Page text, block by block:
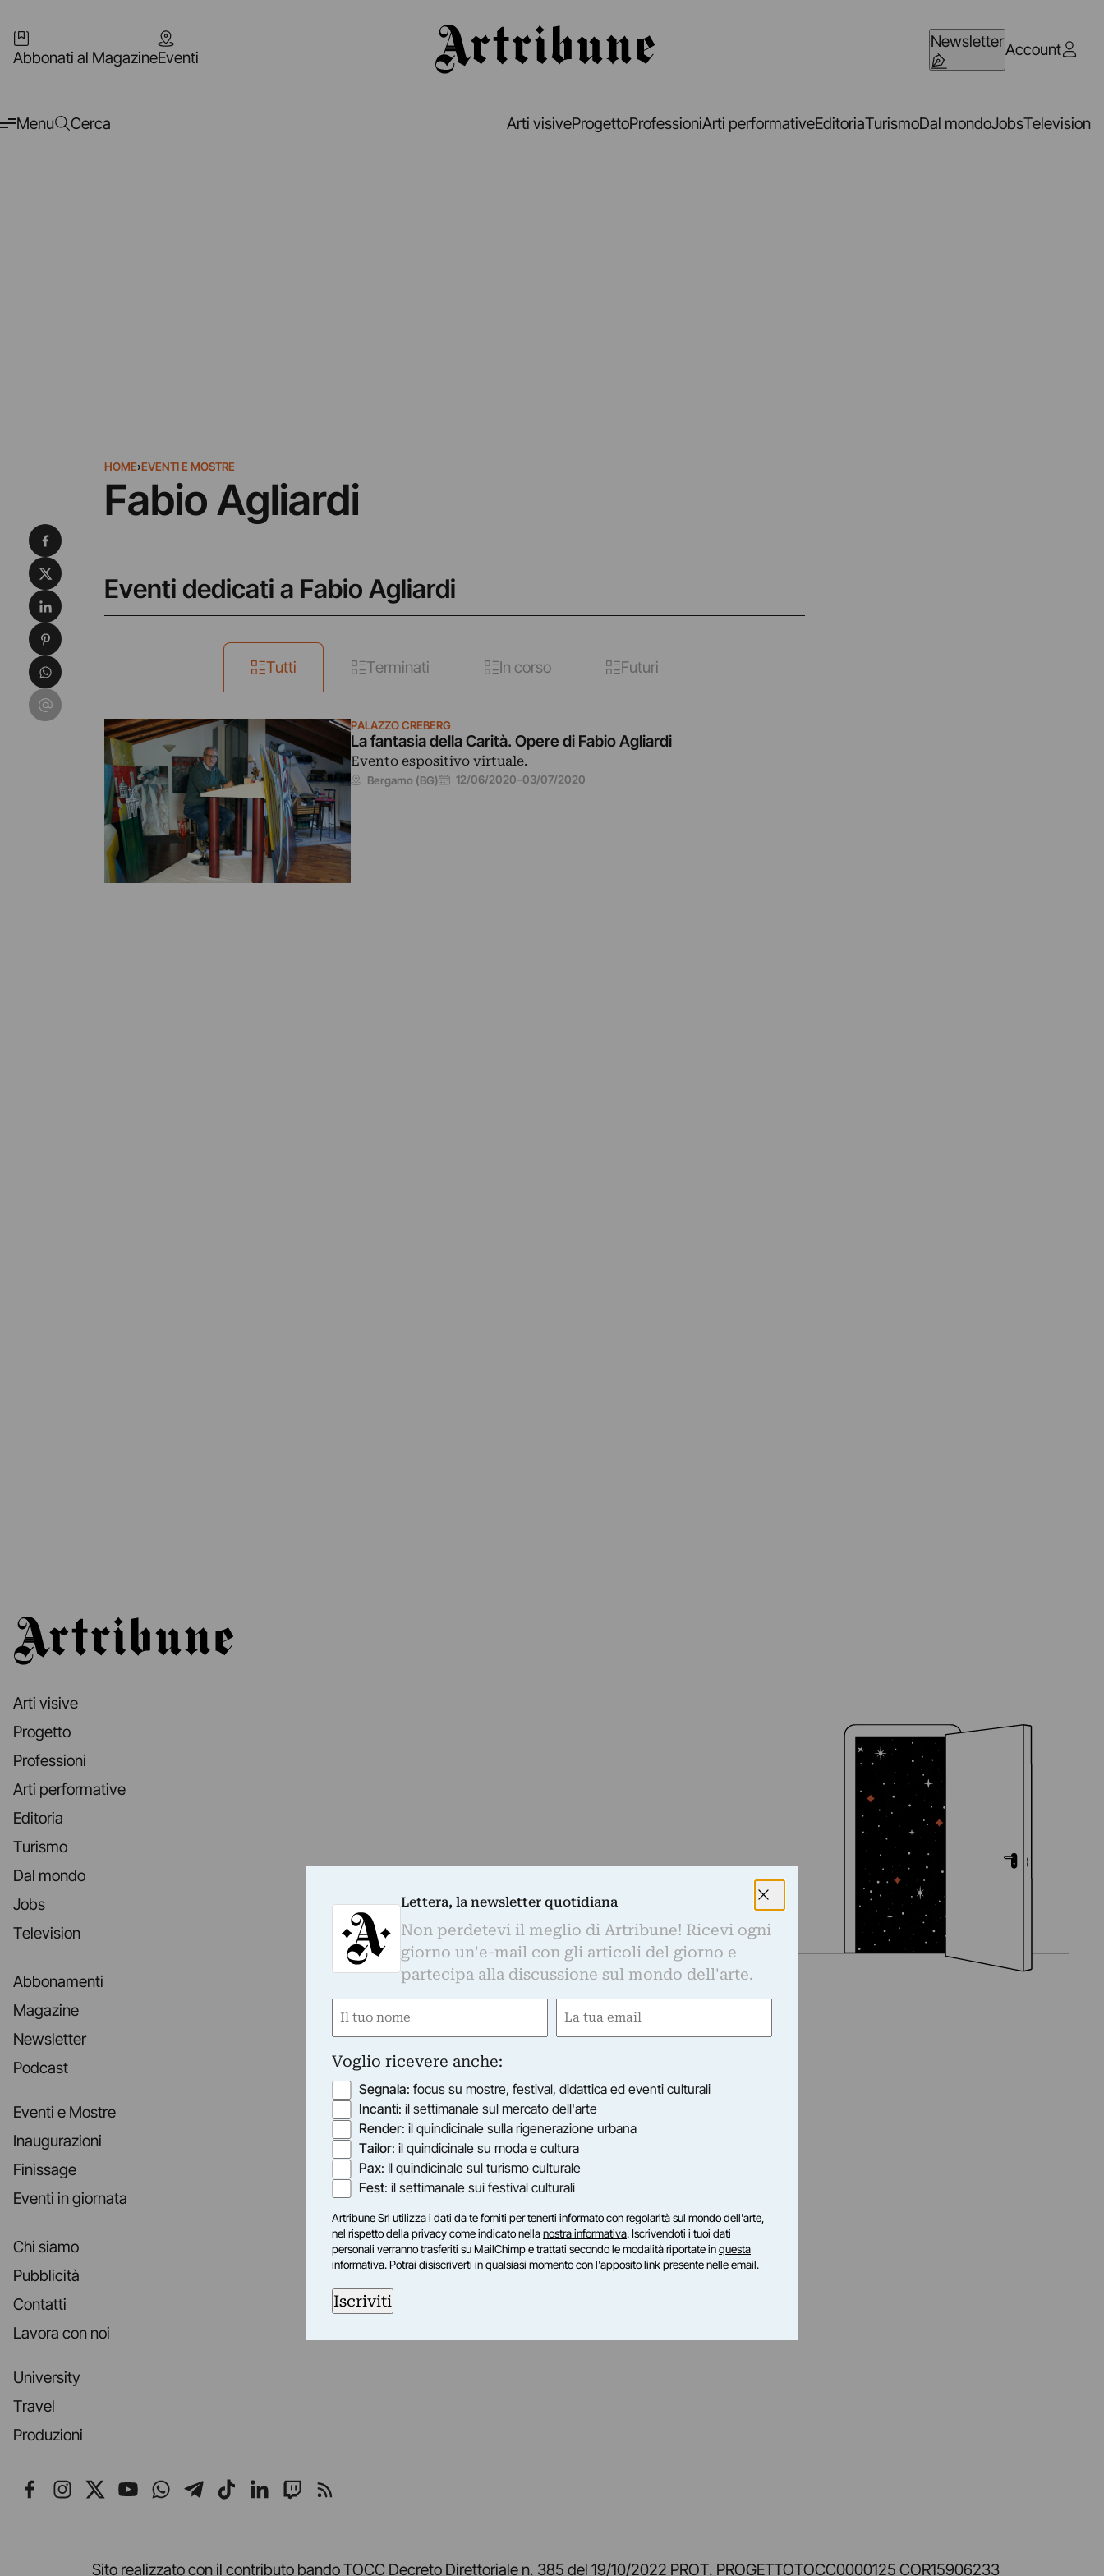
Abbonati al MagazineEventi
NewsletterAccount
Menu Cerca Arti visiveProgettoProfessioniArti performativeEditoriaTurismoDal mondoJobsTelevision
HOME›EVENTI E MOSTRE
Fabio Agliardi
Eventi dedicati a Fabio Agliardi
Tutti Terminati In corso Futuri
PALAZZO CREBERG
La fantasia della Carità. Opere di Fabio Agliardi
Evento espositivo virtuale.
Bergamo (BG) 12/06/2020–03/07/2020
Condividi su Facebook
Condividi su X
Condividi su LinkedIn
Condividi su Pinterest
Condividi su WhatsApp
Condividi su Email
Artribune
Arti visive
Progetto
Professioni
Arti performative
Editoria
Turismo
Dal mondo
Jobs
Television
Abbonamenti
Magazine
Newsletter
Podcast
Eventi e Mostre
Inaugurazioni
Finissage
Eventi in giornata
Chi siamo
Pubblicità
Contatti
Lavora con noi
University
Travel
Produzioni
Seguici su Facebook
Seguici su Instagram
Seguici su X
Seguici su YouTube
Seguici su WhatsApp
Seguici su Telegram
Seguici su TikTok
Seguici su LinkedIn
Seguici su Twitch
Seguici su Rss
Sito realizzato con il contributo bando TOCC Decreto Direttoriale n. 385 del 19/10/2022 PROT. PROGETTOTOCC0000125 COR15906233
Lettera, la newsletter quotidiana
Non perdetevi il meglio di Artribune! Ricevi ogni
giorno un'e-mail con gli articoli del giorno e
partecipa alla discussione sul mondo dell'arte.
Nome
Email
Voglio ricevere anche:
Segnala: focus su mostre, festival, didattica ed eventi culturali
Incanti: il settimanale sul mercato dell'arte
Render: il quindicinale sulla rigenerazione urbana
Tailor: il quindicinale su moda e cultura
Pax: Il quindicinale sul turismo culturale
Fest: il settimanale sui festival culturali
Artribune Srl utilizza i dati da te forniti per tenerti informato con regolarità sul mondo dell'arte,
nel rispetto della privacy come indicato nellanostra informativa. Iscrivendoti i tuoi dati
personali verranno trasferiti su MailChimp e trattati secondo le modalità riportate inquesta
informativa. Potrai disiscriverti in qualsiasi momento con l'apposito link presente nelle email.
Iscriviti